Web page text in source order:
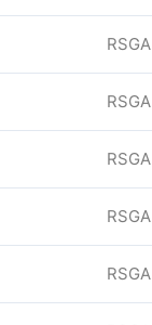
RSGA
RSGA
RSGA
RSGA
RSGA